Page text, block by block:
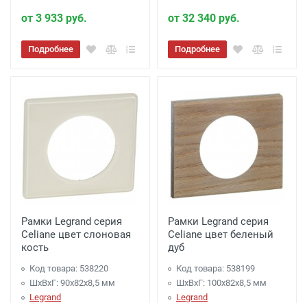
от 3 933 руб.
Подробнее
от 32 340 руб.
Подробнее
Рамки Legrand серия
Celiane цвет слоновая
кость
Код товара: 538220
ШхВхГ: 90x82x8,5 мм
Legrand
Рамки Legrand серия
Celiane цвет беленый
дуб
Код товара: 538199
ШхВхГ: 100x82x8,5 мм
Legrand